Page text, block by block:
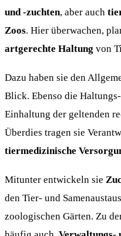
und -zuchten, aber auch
Zoos. Hier überwachen,
artgerechte Haltung von
Dazu haben sie den
Blick. Ebenso die
Einhaltung der geltenden
Überdies tragen sie
tiermedizinische
Mitunter entwickeln sie
den Tier- und
zoologischen Gärten. Zu